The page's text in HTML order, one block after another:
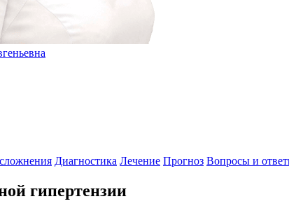
Диагностика Лечение Прогноз Вопросы и
гипертензии